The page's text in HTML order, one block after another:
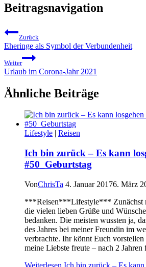
Beitragsnavigation
Zurück
Eheringe als Symbol der Verbundenheit
Weiter
Urlaub im Corona-Jahr 2021
Ähnliche Beiträge
Lifestyle | Reisen
Ich bin zurück – Es kann
#50_Geburtstag
VonChrisTa 4. Januar 20176. März
***Reisen***Lifestyle*** Zunächst
die vielen lieben Grüße und
bedanken. Die meisten wussten ja,
des Jahres bei meiner Freundin im
verbrachte. Ihr könnt Euch
meine Liebste freute – nach 2
Weiterlesen Ich bin zurück – Es